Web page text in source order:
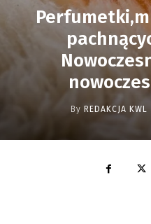
By REDAKCJA KWL